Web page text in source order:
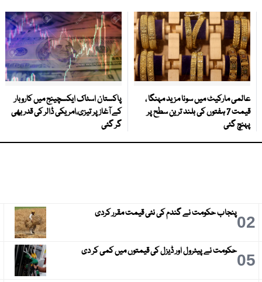
عالمی مارکیٹ میں سونا مزید مہنگا ،
قیمت 7 ہفتوں کی بلند ترین سطح پر
پہنچ گئی
پاکستان اسٹاک ایکسچینج میں کاروبار
کے آغاز پر تیزی،امریکی ڈالر کی قدر بھی
گر گئی
02پنجاب حکومت نے گندم کی نئی قیمت مقرر کردی
05حکومت نے پیٹرول اور ڈیزل کی قیمتوں میں کمی کر دی